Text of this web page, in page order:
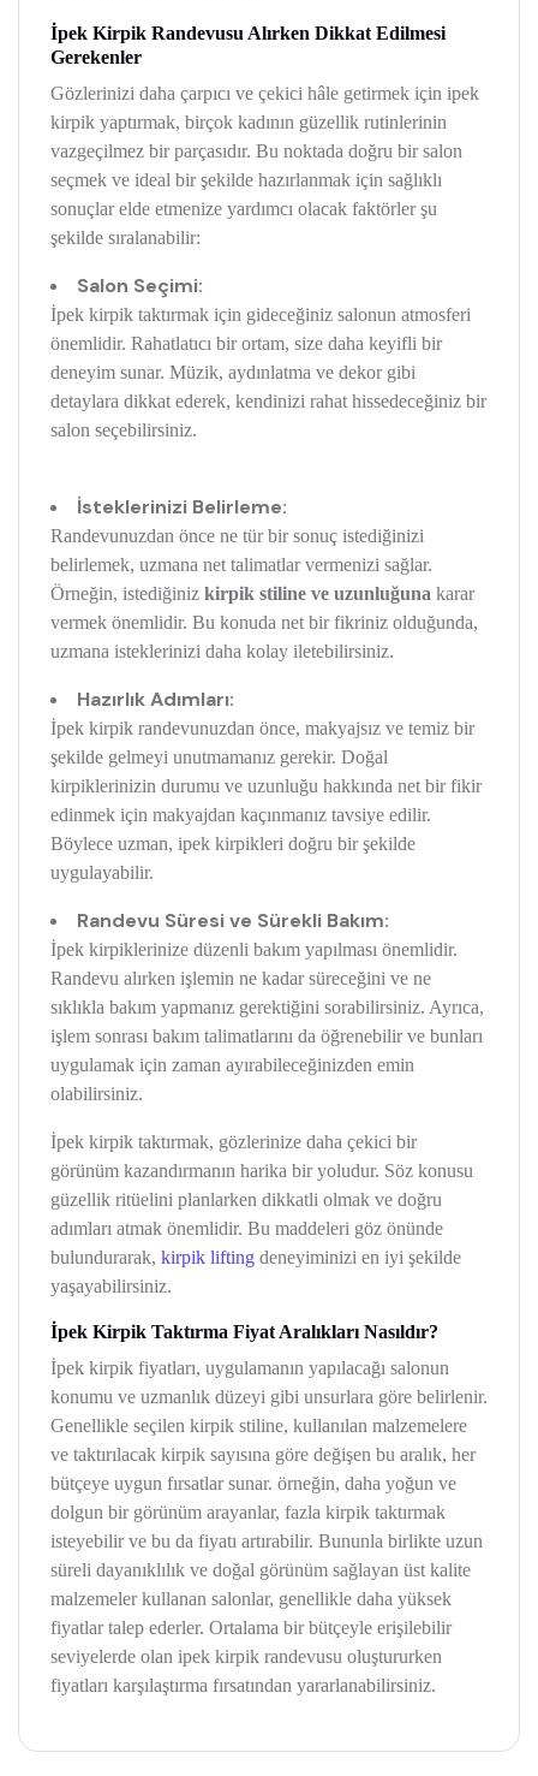
İpek Kirpik Randevusu Alırken Dikkat Edilmesi
Gerekenler
Gözlerinizi daha çarpıcı ve çekici hâle getirmek için ipek
kirpik yaptırmak, birçok kadının güzellik rutinlerinin
vazgeçilmez bir parçasıdır. Bu noktada doğru bir salon
seçmek ve ideal bir şekilde hazırlanmak için sağlıklı
sonuçlar elde etmenize yardımcı olacak faktörler şu
şekilde sıralanabilir:
Salon Seçimi:
İpek kirpik taktırmak için gideceğiniz salonun atmosferi
önemlidir. Rahatlatıcı bir ortam, size daha keyifli bir
deneyim sunar. Müzik, aydınlatma ve dekor gibi
detaylara dikkat ederek, kendinizi rahat hissedeceğiniz bir
salon seçebilirsiniz.
İsteklerinizi Belirleme:
Randevunuzdan önce ne tür bir sonuç istediğinizi
belirlemek, uzmana net talimatlar vermenizi sağlar.
Örneğin, istediğiniz kirpik stiline ve uzunluğuna karar
vermek önemlidir. Bu konuda net bir fikriniz olduğunda,
uzmana isteklerinizi daha kolay iletebilirsiniz.
Hazırlık Adımları:
İpek kirpik randevunuzdan önce, makyajsız ve temiz bir
şekilde gelmeyi unutmamanız gerekir. Doğal
kirpiklerinizin durumu ve uzunluğu hakkında net bir fikir
edinmek için makyajdan kaçınmanız tavsiye edilir.
Böylece uzman, ipek kirpikleri doğru bir şekilde
uygulayabilir.
Randevu Süresi ve Sürekli Bakım:
İpek kirpiklerinize düzenli bakım yapılması önemlidir.
Randevu alırken işlemin ne kadar süreceğini ve ne
sıklıkla bakım yapmanız gerektiğini sorabilirsiniz. Ayrıca,
işlem sonrası bakım talimatlarını da öğrenebilir ve bunları
uygulamak için zaman ayırabileceğinizden emin
olabilirsiniz.
İpek kirpik taktırmak, gözlerinize daha çekici bir
görünüm kazandırmanın harika bir yoludur. Söz konusu
güzellik ritüelini planlarken dikkatli olmak ve doğru
adımları atmak önemlidir. Bu maddeleri göz önünde
bulundurarak, kirpik liftingdeneyiminizi en iyi şekilde
yaşayabilirsiniz.
İpek Kirpik Taktırma Fiyat Aralıkları Nasıldır?
İpek kirpik fiyatları, uygulamanın yapılacağı salonun
konumu ve uzmanlık düzeyi gibi unsurlara göre belirlenir.
Genellikle seçilen kirpik stiline, kullanılan malzemelere
ve taktırılacak kirpik sayısına göre değişen bu aralık, her
bütçeye uygun fırsatlar sunar. örneğin, daha yoğun ve
dolgun bir görünüm arayanlar, fazla kirpik taktırmak
isteyebilir ve bu da fiyatı artırabilir. Bununla birlikte uzun
süreli dayanıklılık ve doğal görünüm sağlayan üst kalite
malzemeler kullanan salonlar, genellikle daha yüksek
fiyatlar talep ederler. Ortalama bir bütçeyle erişilebilir
seviyelerde olan ipek kirpik randevusu oluştururken
fiyatları karşılaştırma fırsatından yararlanabilirsiniz.